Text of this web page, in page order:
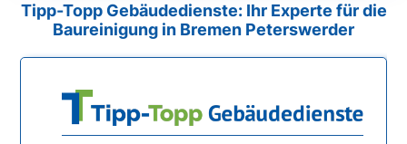
Tipp-Topp Gebäudedienste: Ihr Experte für die
Baureinigung in Bremen Peterswerder